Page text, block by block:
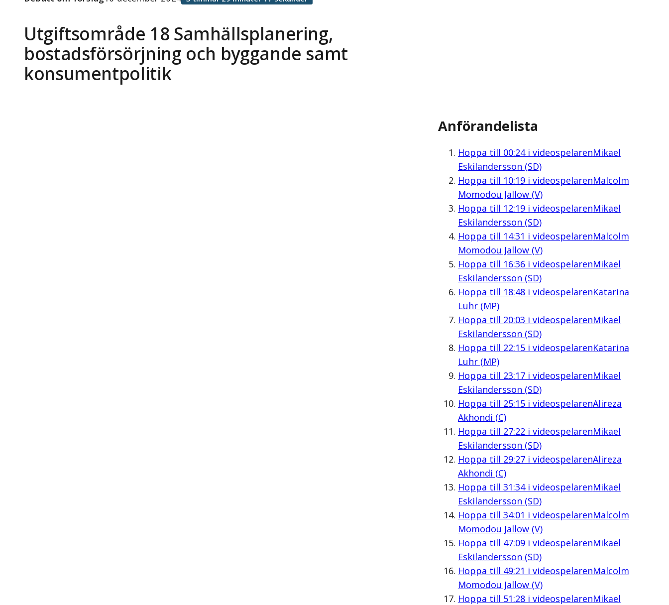
Utgiftsområde 18 Samhällsplanering,
bostadsförsörjning och byggande samt
konsumentpolitik
Anförandelista
Hoppa till 00:24i videospelarenMikael
Eskilandersson (SD)
Hoppa till 10:19i videospelarenMalcolm
Momodou Jallow (V)
Hoppa till 12:19i videospelarenMikael
Eskilandersson (SD)
Hoppa till 14:31 i videospelarenMalcolm
Momodou Jallow (V)
Hoppa till 16:36i videospelarenMikael
Eskilandersson (SD)
Hoppa till 18:48i videospelarenKatarina
Luhr (MP)
Hoppa till 20:03 i videospelarenMikael
Eskilandersson (SD)
Hoppa till 22:15i videospelarenKatarina
Luhr (MP)
Hoppa till 23:17i videospelarenMikael
Eskilandersson (SD)
Hoppa till 25:15i videospelarenAlireza
Akhondi (C)
Hoppa till 27:22 i videospelarenMikael
Eskilandersson (SD)
Hoppa till 29:27i videospelarenAlireza
Akhondi (C)
Hoppa till 31:34i videospelarenMikael
Eskilandersson (SD)
Hoppa till 34:01 i videospelarenMalcolm
Momodou Jallow (V)
Hoppa till 47:09i videospelarenMikael
Eskilandersson (SD)
Hoppa till 49:21 i videospelarenMalcolm
Momodou Jallow (V)
Hoppa till 51:28i videospelarenMikael